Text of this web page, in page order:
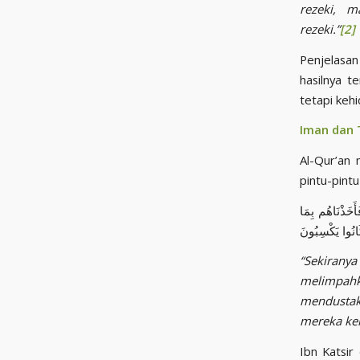
rezeki,
rezeki.”[2]
hasilnya
tetapi
Iman dan
Al-
بِمَا
يَكْسِبُونَ
mereka
Ibn Katsir